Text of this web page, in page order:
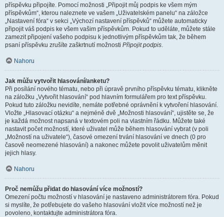
příspěvku připojíte. Pomocí možnosti „Připojit můj podpis ke všem mým
příspěvkům“, kterou naleznete ve vašem „Uživatelském panelu“ na záložce
„Nastavení fóra“ v sekci „Výchozí nastavení příspěvků“ můžete automaticky
připojit váš podpis ke všem vašim příspěvkům. Pokud to uděláte, můžete stále
zamezit připojení vašeho podpisu k jednotlivým příspěvkům tak, že během
psaní příspěvku zrušíte zaškrtnutí možnosti Připojit podpis.
Nahoru
Jak můžu vytvořit hlasování/anketu?
Při posílání nového tématu, nebo při úpravě prvního příspěvku tématu, klikněte
na záložku „Vytvořit hlasování“ pod hlavním formulářem pro text příspěvku.
Pokud tuto záložku nevidíte, nemáte potřebné oprávnění k vytvoření hlasování.
Vložte „Hlasovací otázku“ a nejméně dvě „Možnosti hlasování“, ujistěte se, že
je každá možnost napsaná v textovém poli na vlastním řádku. Můžete také
nastavit počet možností, které uživatel může během hlasování vybrat (v poli
„Možností na uživatele“), časové omezení trvání hlasování ve dnech (0 pro
časově neomezené hlasování) a nakonec můžete povolit uživatelům měnit
jejich hlasy.
Nahoru
Proč nemůžu přidat do hlasování více možností?
Omezení počtu možností v hlasování je nastaveno administrátorem fóra. Pokud
si myslíte, že potřebujete do vašeho hlasování vložit více možností než je
povoleno, kontaktujte administrátora fóra.